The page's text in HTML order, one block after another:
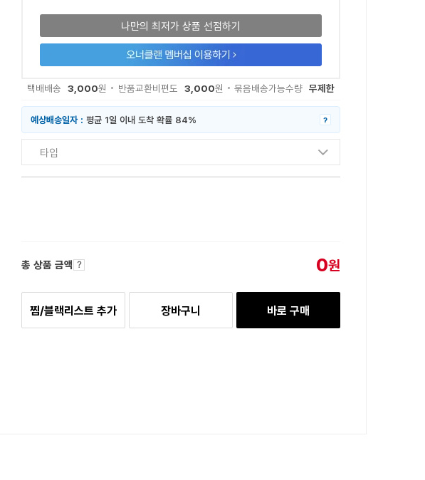
나만의 최저가 상품 선점하기
택배배송 3,000원 반품교환비편도 3,000원 묶음배송가능수량 무제한
예상배송일자 : 평균 1일 이내 도착 확률 84% ?
타입
총 상품 금액 0원
찜/블랙리스트 추가 장바구니 바로 구매